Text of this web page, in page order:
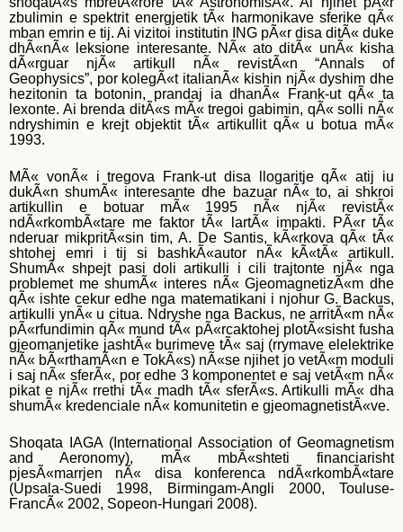
zbulimin e spektrit energjetik tÃ« harmonikave sferike qÃ«
mban emrin e tij. Ai vizitoi institutin ING pÃ«r disa ditÃ« duke
dhÃ«nÃ« leksione interesante. NÃ« ato ditÃ« unÃ« kisha
dÃ«rguar njÃ« artikull nÃ« revistÃ«n “Annals of
Geophysics”, por kolegÃ«t italianÃ« kishin njÃ« dyshim dhe
hezitonin ta botonin, prandaj ia dhanÃ« Frank-ut qÃ« ta
lexonte. Ai brenda ditÃ«s mÃ« tregoi gabimin, qÃ« solli nÃ«
ndryshimin e krejt objektit tÃ« artikullit qÃ« u botua mÃ«
1993.
MÃ« vonÃ« i tregova Frank-ut disa llogaritje qÃ« atij iu
dukÃ«n shumÃ« interesante dhe bazuar nÃ« to, ai shkroi
artikullin e botuar mÃ« 1995 nÃ« njÃ« revistÃ«
ndÃ«rkombÃ«tare me faktor tÃ« lartÃ« impakti. PÃ«r tÃ«
nderuar mikpritÃ«sin tim, A. De Santis, kÃ«rkova qÃ« tÃ«
shtohej emri i tij si bashkÃ«autor nÃ« kÃ«tÃ« artikull.
ShumÃ« shpejt pasi doli artikulli i cili trajtonte njÃ« nga
problemet me shumÃ« interes nÃ« GjeomagnetizÃ«m dhe
qÃ« ishte cekur edhe nga matematikani i njohur G. Backus,
artikulli ynÃ« u citua. Ndryshe nga Backus, ne arritÃ«m nÃ«
pÃ«rfundimin qÃ« mund tÃ« pÃ«rcaktohej plotÃ«sisht fusha
gjeomanjetike jashtÃ« burimeve tÃ« saj (rrymave elelektrike
nÃ« bÃ«rthamÃ«n e TokÃ«s) nÃ«se njihet jo vetÃ«m moduli
i saj nÃ« sferÃ«, por edhe 3 komponentet e saj vetÃ«m nÃ«
pikat e njÃ« rrethi tÃ« madh tÃ« sferÃ«s. Artikulli mÃ« dha
shumÃ« kredenciale nÃ« komunitetin e gjeomagnetistÃ«ve.
Shoqata IAGA (International Association of Geomagnetism
and Aeronomy), mÃ« mbÃ«shteti financiarisht
pjesÃ«marrjen nÃ« disa konferenca ndÃ«rkombÃ«tare
(Upsala-Suedi 1998, Birmingam-Angli 2000, Touluse-
FrancÃ« 2002, Sopeon-Hungari 2008).